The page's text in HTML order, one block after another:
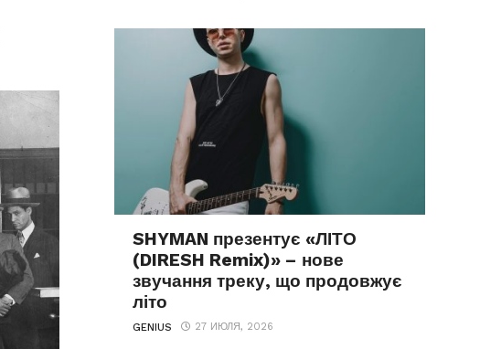
SHYMAN презентує «ЛІТО
(DIRESH Remix)» – нове
звучання треку, що продовжує
літо
GENIUS 27 ИЮЛЯ, 2026